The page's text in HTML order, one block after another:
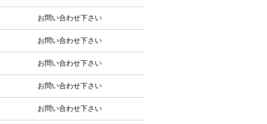
お問い合わせ下さい
お問い合わせ下さい
お問い合わせ下さい
お問い合わせ下さい
お問い合わせ下さい